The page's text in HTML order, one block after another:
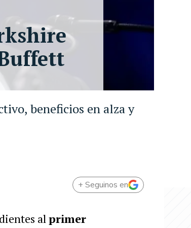
beneficios en alza y
+ Seguinos en
alprimer